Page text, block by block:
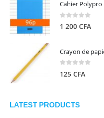
1 200 CFA
Crayon de
125 CFA
LATEST PRODUCTS